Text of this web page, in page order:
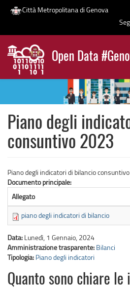
Salta
contenuto
principale
Città Metropolitana di Genova
Open Data
News
Piano degli
consuntivo 2023
Piano degli indicatori di bilancio
Documento principale:
Allegato
piano degli indicatori di bilancio
Data: Lunedì, 1 Gennaio, 2024
Amministrazione trasparente: Bilanci
Tipologia: Piano degli indicatori
Quanto sono chiare le